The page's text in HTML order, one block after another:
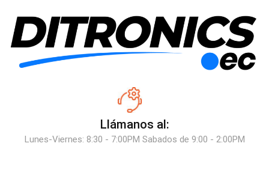
Llámanos al:
Lunes-Viernes: 8:30 - 7:00PM Sabados de 9:00 - 2:00PM